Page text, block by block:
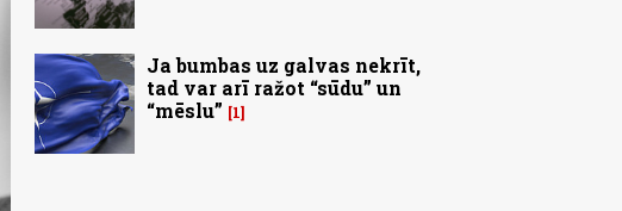
Ja bumbas uz galvas nekrīt,
tad var arī ražot “sūdu” un
“mēslu”
1